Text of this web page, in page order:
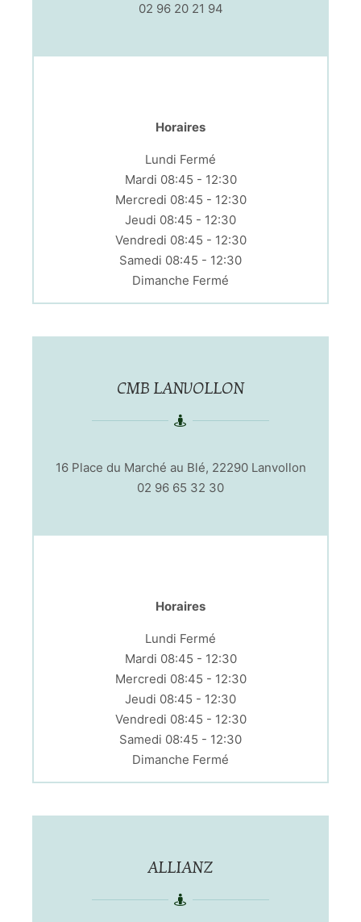
02 96 20 21 94
Horaires
Lundi Fermé
Mardi 08:45 - 12:30
Mercredi 08:45 - 12:30
Jeudi 08:45 - 12:30
Vendredi 08:45 - 12:30
Samedi 08:45 - 12:30
Dimanche Fermé
CMB LANVOLLON
16 Place du Marché au Blé, 22290 Lanvollon
02 96 65 32 30
Horaires
Lundi Fermé
Mardi 08:45 - 12:30
Mercredi 08:45 - 12:30
Jeudi 08:45 - 12:30
Vendredi 08:45 - 12:30
Samedi 08:45 - 12:30
Dimanche Fermé
ALLIANZ